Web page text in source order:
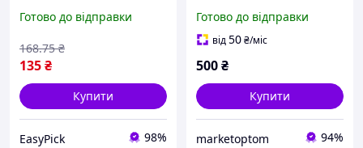
навушників та
та заміни компонентів
Готово до відправки
135₴
168.75 ₴
Купити
EasyPick 98%
ремонту та досліджень
Готово до відправки
від50₴/міс
500₴
Купити
marketoptom 94%